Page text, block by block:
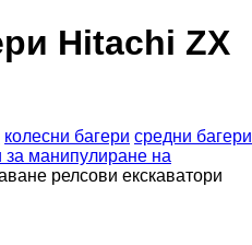
Hitachi ZX
колесни багери средни багери
за манипулиране на
релсови екскаватори